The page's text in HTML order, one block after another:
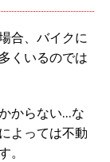
合、バイクに
くいるのでは
からない…な
よっては不動
。